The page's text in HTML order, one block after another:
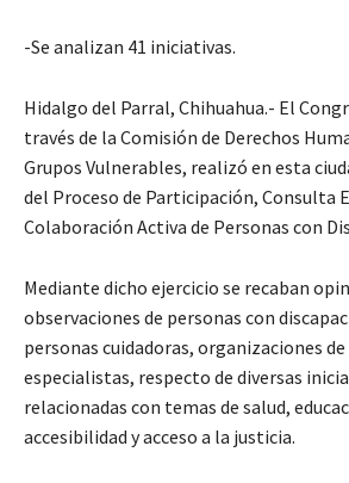
-Se analizan 41 iniciativas.
Hidalgo del Parral, Chihuahua.- El
través de la Comisión de Derechos
Grupos Vulnerables, realizó en esta
del Proceso de Participación, Consulta
Colaboración Activa de Personas con
Mediante dicho ejercicio se recaban
observaciones de personas con
personas cuidadoras, organizaciones
especialistas, respecto de diversas
relacionadas con temas de salud,
accesibilidad y acceso a la justicia.